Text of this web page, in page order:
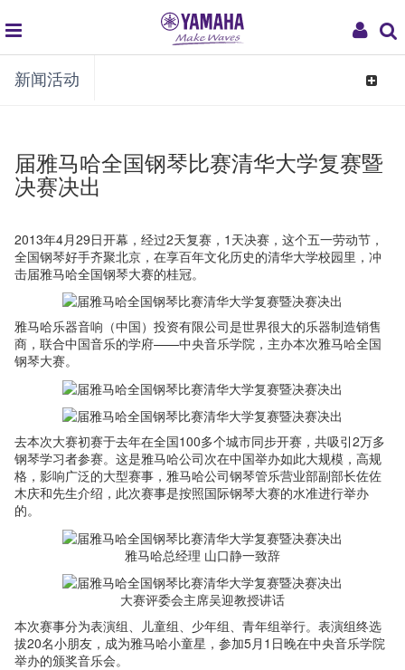
My
global
navigation
新闻活动
Toggle
届雅马哈全国钢琴比赛清华大学复赛暨
决赛决出
2013年4月29日开幕，经过2天复赛，1天决赛，这个五一劳动节，
全国钢琴好手齐聚北京，在享百年文化历史的清华大学校园里，冲
击届雅马哈全国钢琴大赛的桂冠。
雅马哈乐器音响（中国）投资有限公司是世界很大的乐器制造销售
商，联合中国音乐的学府——中央音乐学院，主办本次雅马哈全国
钢琴大赛。
去本次大赛初赛于去年在全国100多个城市同步开赛，共吸引2万多
钢琴学习者参赛。这是雅马哈公司次在中国举办如此大规模，高规
格，影响广泛的大型赛事，雅马哈公司钢琴管乐营业部副部长佐佐
木庆和先生介绍，此次赛事是按照国际钢琴大赛的水准进行举办
的。
雅马哈总经理 山口静一致辞
大赛评委会主席吴迎教授讲话
本次赛事分为表演组、儿童组、少年组、青年组举行。表演组终选
拔20名小朋友，成为雅马哈小童星，参加5月1日晚在中央音乐学院
举办的颁奖音乐会。